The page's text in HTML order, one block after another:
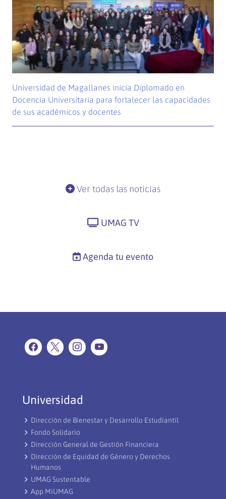
Universidad de Magallanes inicia Diplomado en
Docencia Universitaria para fortalecer las capacidades
de sus académicos y docentes
Ver todas las noticias
UMAG TV
Agenda tu evento
Universidad
Dirección de Bienestar y Desarrollo Estudiantil
Fondo Solidario
Dirección General de Gestión Financiera
Dirección de Equidad de Género y Derechos
Humanos
UMAG Sustentable
App MiUMAG